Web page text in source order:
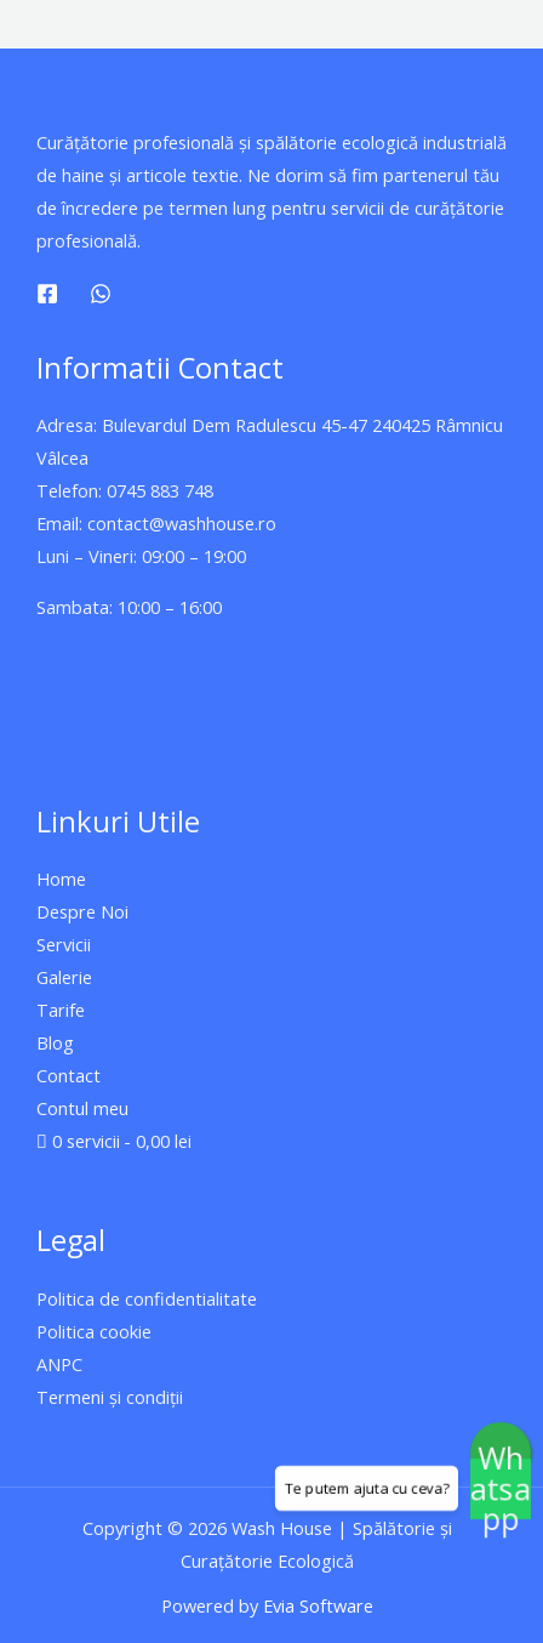
Curățătorie profesională și spălătorie ecologică industrială
de haine și articole textie. Ne dorim să fim partenerul tău
de încredere pe termen lung pentru servicii de curățătorie
profesională.
Informatii Contact
Adresa: Bulevardul Dem Radulescu 45-47 240425 Râmnicu
Vâlcea
Telefon: 0745 883 748
Email: contact@washhouse.ro
Luni – Vineri: 09:00 – 19:00
Sambata: 10:00 – 16:00
Linkuri Utile
Home
Despre Noi
Servicii
Galerie
Tarife
Blog
Contact
Contul meu
0 servicii
0,00 lei
Wh
atsa
pp
Legal
Politica de confidentialitate
Politica cookie
ANPC
Termeni și condiții
Copyright © 2026 Wash House | Spălătorie și
Curațătorie Ecologică
Powered by Evia Software